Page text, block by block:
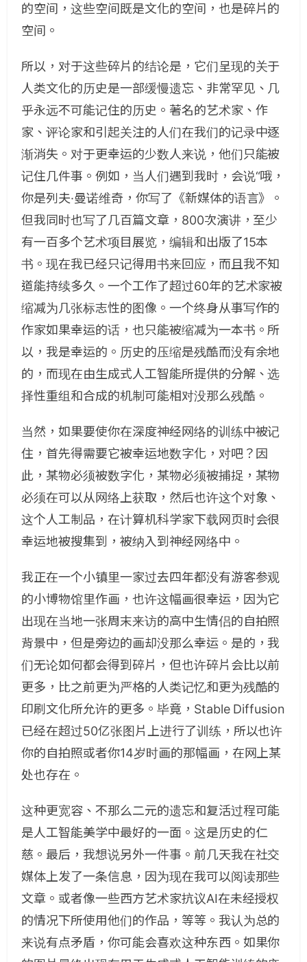
的空间，这些空间既是文化的空间，也是碎片的
空间。
所以，对于这些碎片的结论是，它们呈现的关于
人类文化的历史是一部缓慢遗忘、非常罕见、几
乎永远不可能记住的历史。著名的艺术家、作
家、评论家和引起关注的人们在我们的记录中逐
渐消失。对于更幸运的少数人来说，他们只能被
记住几件事。例如，当人们遇到我时，会说“哦，
你是列夫·曼诺维奇，你写了《新媒体的语言》。
但我同时也写了几百篇文章，800次演讲，至少
有一百多个艺术项目展览，编辑和出版了15本
书。现在我已经只记得用书来回应，而且我不知
道能持续多久。一个工作了超过60年的艺术家被
缩减为几张标志性的图像。一个终身从事写作的
作家如果幸运的话，也只能被缩减为一本书。所
以，我是幸运的。历史的压缩是残酷而没有余地
的，而现在由生成式人工智能所提供的分解、选
择性重组和合成的机制可能相对没那么残酷。
当然，如果要使你在深度神经网络的训练中被记
住，首先得需要它被幸运地数字化，对吧？因
此，某物必须被数字化，某物必须被捕捉，某物
必须在可以从网络上获取，然后也许这个对象、
这个人工制品，在计算机科学家下载网页时会很
幸运地被搜集到，被纳入到神经网络中。
我正在一个小镇里一家过去四年都没有游客参观
的小博物馆里作画，也许这幅画很幸运，因为它
出现在当地一张周末来访的高中生情侣的自拍照
背景中，但是旁边的画却没那么幸运。是的，我
们无论如何都会得到碎片，但也许碎片会比以前
更多，比之前更为严格的人类记忆和更为残酷的
印刷文化所允许的更多。毕竟，Stable Diffusion
已经在超过50亿张图片上进行了训练，所以也许
你的自拍照或者你14岁时画的那幅画，在网上某
处也存在。
这种更宽容、不那么二元的遗忘和复活过程可能
是人工智能美学中最好的一面。这是历史的仁
慈。最后，我想说另外一件事。前几天我在社交
媒体上发了一条信息，因为现在我可以阅读那些
文章。或者像一些西方艺术家抗议AI在未经授权
的情况下所使用他们的作品，等等。我认为总的
来说有点矛盾，你可能会喜欢这种东西。如果你